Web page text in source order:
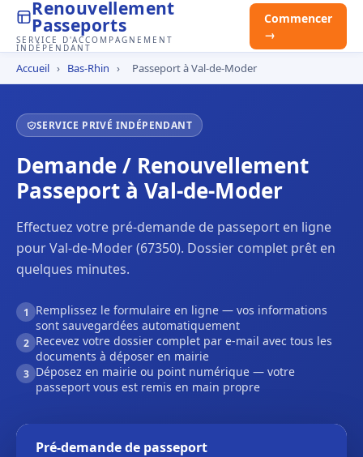
Renouvellement
Passeports
SERVICE D'ACCOMPAGNEMENT
INDÉPENDANT
Commencer
→
Accueil › Bas-Rhin › Passeport à Val-de-Moder
SERVICE PRIVÉ INDÉPENDANT
Demande / Renouvellement
Passeport à Val-de-Moder
Effectuez votre pré-demande de passeport en ligne
pour Val-de-Moder (67350). Dossier complet prêt en
quelques minutes.
1
Remplissez le formulaire en ligne — vos informations
sont sauvegardées automatiquement
2 Recevez votre dossier complet par e-mail avec tous les
documents à déposer en mairie
3 Déposez en mairie ou point numérique — votre
passeport vous est remis en main propre
Pré-demande de passeport